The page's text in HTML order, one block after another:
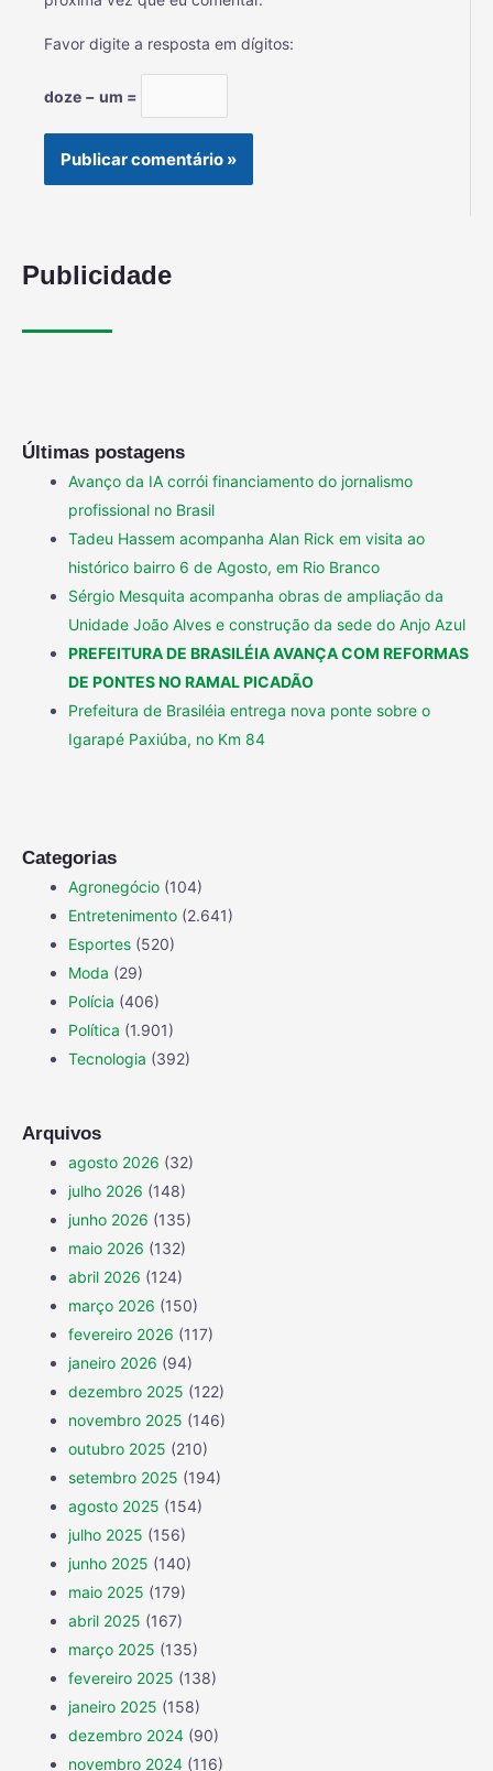
Favor digite a resposta em dígitos:
doze − um =
Publicidade
Últimas postagens
Avanço da IA corrói financiamento do jornalismo
profissional no Brasil
Tadeu Hassem acompanha Alan Rick em visita ao
histórico bairro 6 de Agosto, em Rio Branco
Sérgio Mesquita acompanha obras de ampliação da
Unidade João Alves e construção da sede do Anjo Azul
PREFEITURA DE BRASILÉIA AVANÇA COM REFORMAS
DE PONTES NO RAMAL PICADÃO
Prefeitura de Brasiléia entrega nova ponte sobre o
Igarapé Paxiúba, no Km 84
Categorias
Agronegócio (104)
Entretenimento (2.641)
Esportes (520)
Moda (29)
Polícia (406)
Política (1.901)
Tecnologia (392)
Arquivos
agosto 2026 (32)
julho 2026 (148)
junho 2026 (135)
maio 2026 (132)
abril 2026 (124)
março 2026 (150)
fevereiro 2026 (117)
janeiro 2026 (94)
dezembro 2025 (122)
novembro 2025 (146)
outubro 2025 (210)
setembro 2025 (194)
agosto 2025 (154)
julho 2025 (156)
junho 2025 (140)
maio 2025 (179)
abril 2025 (167)
março 2025 (135)
fevereiro 2025 (138)
janeiro 2025 (158)
dezembro 2024 (90)
novembro 2024 (116)